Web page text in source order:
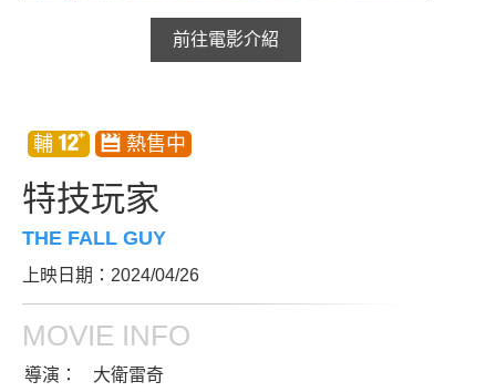
前往電影介紹
特技玩家
THE FALL GUY
上映日期：2024/04/26
MOVIE INFO
導演：
大衛雷奇
會員Q&A